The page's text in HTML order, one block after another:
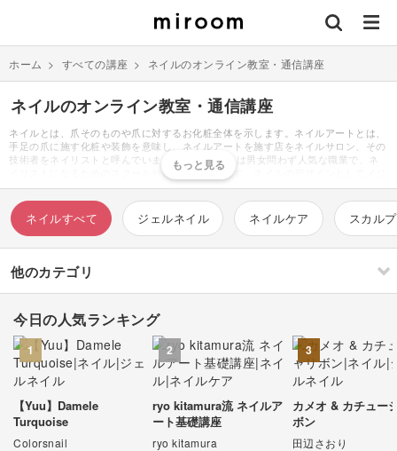
ホーム > すべての講座 > ネイルのオンライン教室・通信講座
ネイルのオンライン教室・通信講座
ネイルとは、爪そのものや爪に対するお化粧全体を示します。ネイルアートとは、
手足の爪に施す化粧や装飾を意味し、ネイルアートを施す店をネイルサロン、その
技術者をネイリストと呼んでいます。 ネイリストは男女問わず人気な職業で、ネ
イリストになるためのスクールや検定が存在します。ネイルのデザインとしてメジ
ャーなものはグラデーションやフレンチ、マーブルなどです。近年の流行りとして
は、独特なキラキラ感やラメ感のあるマグネットネイルやミラーネイルがありま
す。ネイルのデザインは、シンプルなワンカラーから繊細なイラストを描いたもの
など無数に存在しています。ネイルに使うデコパーツとしてはストーンやシールが
あり、各ネイルブランドがトレンドやテイスト別に多様なデコパーツを販売してい
ます。爪の形にもラウンドやスクエアなどいくつか種類があり、形によって爪の印
象を変えることができます。デザインはシーンによって決めるケースが多く、デス
クワークをしている方には目立ちすぎないピンクベージュやグレーのカラー、デコ
パーツとしては小さなお花や小粒のストーンが好まれる傾向にあります。またシー
人気です。
ネイルすべて ジェルネイル ネイルケア スカル
他のカテゴリ
刺繍
すべて
伝統刺繍
すべて
棒針編み
ソーイング
すべて
イラスト・絵画
すべて
ミニチュア・クレイ
クラフト
今日の人気ランキング
1
【Yuu】Damele
Turquoise
Colorsnail
2
ryo kitamura流 ネイルア
ート基礎講座
ryo kitamura
3
カメオ & カチュー
ボン
田辺さおり